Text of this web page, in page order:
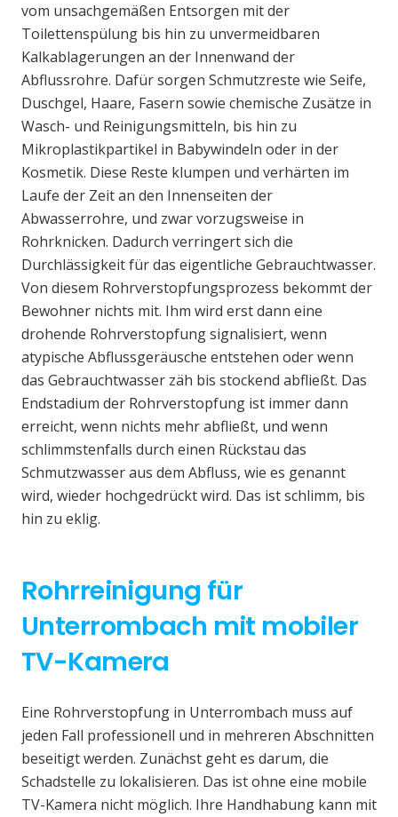
vom unsachgemäßen Entsorgen mit der
Toilettenspülung bis hin zu unvermeidbaren
Kalkablagerungen an der Innenwand der
Abflussrohre. Dafür sorgen Schmutzreste wie Seife,
Duschgel, Haare, Fasern sowie chemische Zusätze in
Wasch- und Reinigungsmitteln, bis hin zu
Mikroplastikpartikel in Babywindeln oder in der
Kosmetik. Diese Reste klumpen und verhärten im
Laufe der Zeit an den Innenseiten der
Abwasserrohre, und zwar vorzugsweise in
Rohrknicken. Dadurch verringert sich die
Durchlässigkeit für das eigentliche Gebrauchtwasser.
Von diesem Rohrverstopfungsprozess bekommt der
Bewohner nichts mit. Ihm wird erst dann eine
drohende Rohrverstopfung signalisiert, wenn
atypische Abflussgeräusche entstehen oder wenn
das Gebrauchtwasser zäh bis stockend abfließt. Das
Endstadium der Rohrverstopfung ist immer dann
erreicht, wenn nichts mehr abfließt, und wenn
schlimmstenfalls durch einen Rückstau das
Schmutzwasser aus dem Abfluss, wie es genannt
wird, wieder hochgedrückt wird. Das ist schlimm, bis
hin zu eklig.
Rohrreinigung für
Unterrombach mit mobiler
TV-Kamera
Eine Rohrverstopfung in Unterrombach muss auf
jeden Fall professionell und in mehreren Abschnitten
beseitigt werden. Zunächst geht es darum, die
Schadstelle zu lokalisieren. Das ist ohne eine mobile
TV-Kamera nicht möglich. Ihre Handhabung kann mit